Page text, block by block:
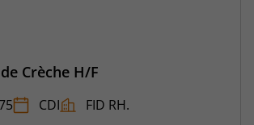
Crèche H/F
CDI
FID RH.